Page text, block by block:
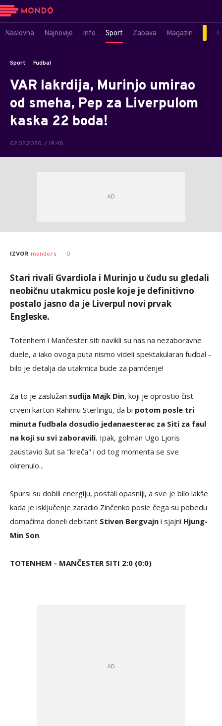
Naslovna Najnovije Info Sport Zabava Magazin
Sport Fudbal
VAR lakrdija, Murinjo umirao
od smeha, Pep za Liverpulom
kaska 22 boda!
02.02.2020. / 19:48
IZVOR mondo.rs 0
Stari rivali Gvardiola i Murinjo u čudu su gledali
neobičnu utakmicu posle koje je definitivno
postalo jasno da je Liverpul novi prvak
Engleske.
Totenhem i Mančester siti navikli su nas na nezaboravne
duele, a iako ovoga puta nismo videli spektakularan fudbal -
bilo je detalja da utakmica bude za pamćenje!
Za to je zaslužan sudija Majk Din, koji je oprostio čist
crveni karton Rahimu Sterlingu, da bi potom posle tri
minuta fudbala dosudio jedanaesterac za Siti za faul
na koji su svi zaboravili. Ipak, golman Ugo Ljoris
zaustavio šut sa "kreča" i od tog momenta se sve
okrenulo...
Spursi su dobili energiju, postali opasniji, a sve je bilo lakše
kada je isključenje zaradio Zinčenko posle čega su pobedu
domaćima doneli debitant Stiven Bergvajn i sjajni Hjung-
Min Son.
TOTENHEM - MANČESTER SITI 2:0 (0:0)